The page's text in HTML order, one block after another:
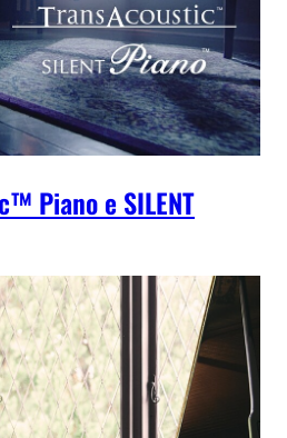
Piano e SILENT